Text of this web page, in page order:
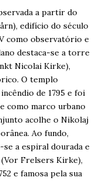
a partir do
edifício do século
como observatório e
destaca-se a torre
Nicolai Kirke),
O templo
de 1795 e foi
como marco urbano
acolhe o Nikolaj
Ao fundo,
a espiral dourada e
Frelsers Kirke),
e famosa pela sua